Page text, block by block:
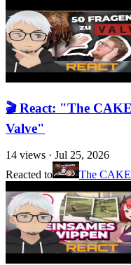
🎬 React: "The
Valve"
14 views · Jul 25, 2026
Reacted to
The CAKE